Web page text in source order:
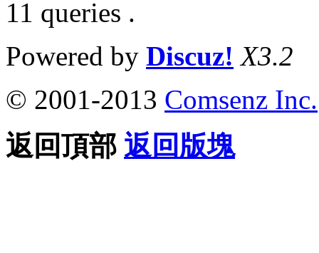
11 queries .
Powered by Discuz! X3.2
© 2001-2013 Comsenz Inc.
返回頂部 返回版塊